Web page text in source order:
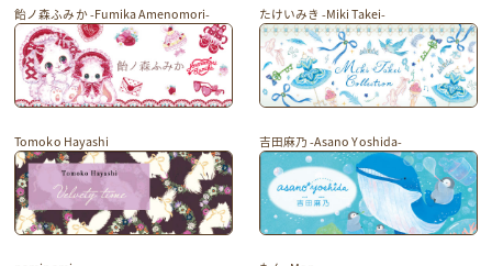
飴ノ森ふみか -Fumika Amenomori- たけいみき -Miki Takei-
Tomoko Hayashi 吉田麻乃 -Asano Yoshida-